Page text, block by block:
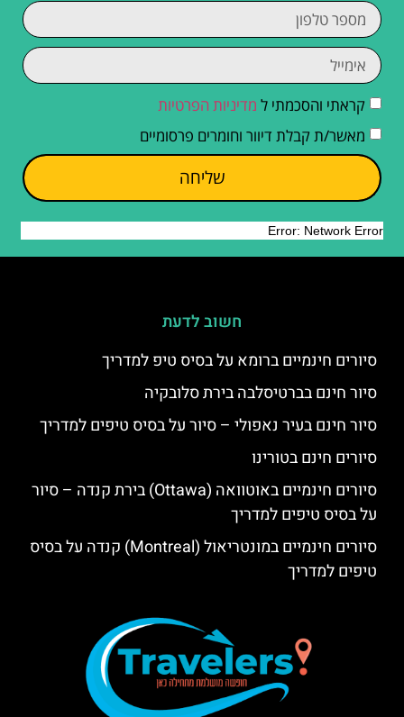
קראתי והסכמתי ל מדיניות הפרטיות
מאשר/ת קבלת דיוור וחומרים פרסומיים
שליחה
חשוב לדעת
סיורים חינמיים ברומא על בסיס טיפ למדריך
סיור חינם בברטיסלבה בירת סלובקיה
סיור חינם בעיר נאפולי – סיור על בסיס טיפים למדריך
סיורים חינם בטורינו
סיורים חינמיים באוטוואה (Ottawa) בירת קנדה – סיור
על בסיס טיפים למדריך
סיורים חינמיים במונטריאול (Montreal) קנדה על בסיס
טיפים למדריך